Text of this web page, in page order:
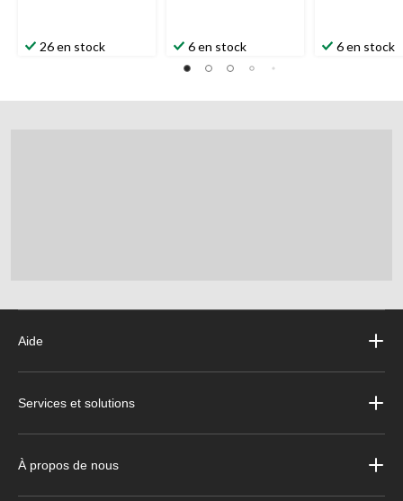
26 en stock 6 en stock 6 en stock
Aide
Services et solutions
À propos de nous